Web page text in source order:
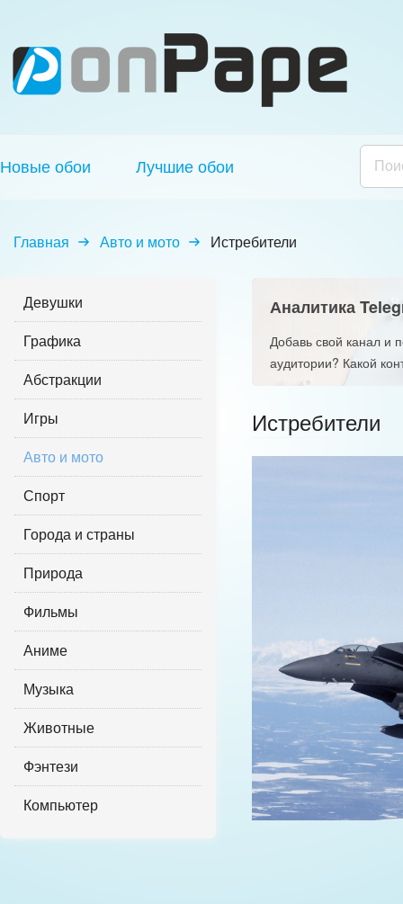
Новые обои Лучшие обои
Главная Авто и мото Истребители
Девушки
Графика
Абстракции
Игры
Авто и мото
Спорт
Города и страны
Природа
Фильмы
Аниме
Музыка
Животные
Фэнтези
Компьютер
Аналитика
Добавь свой канал и
аудитории? Какой
Истребители